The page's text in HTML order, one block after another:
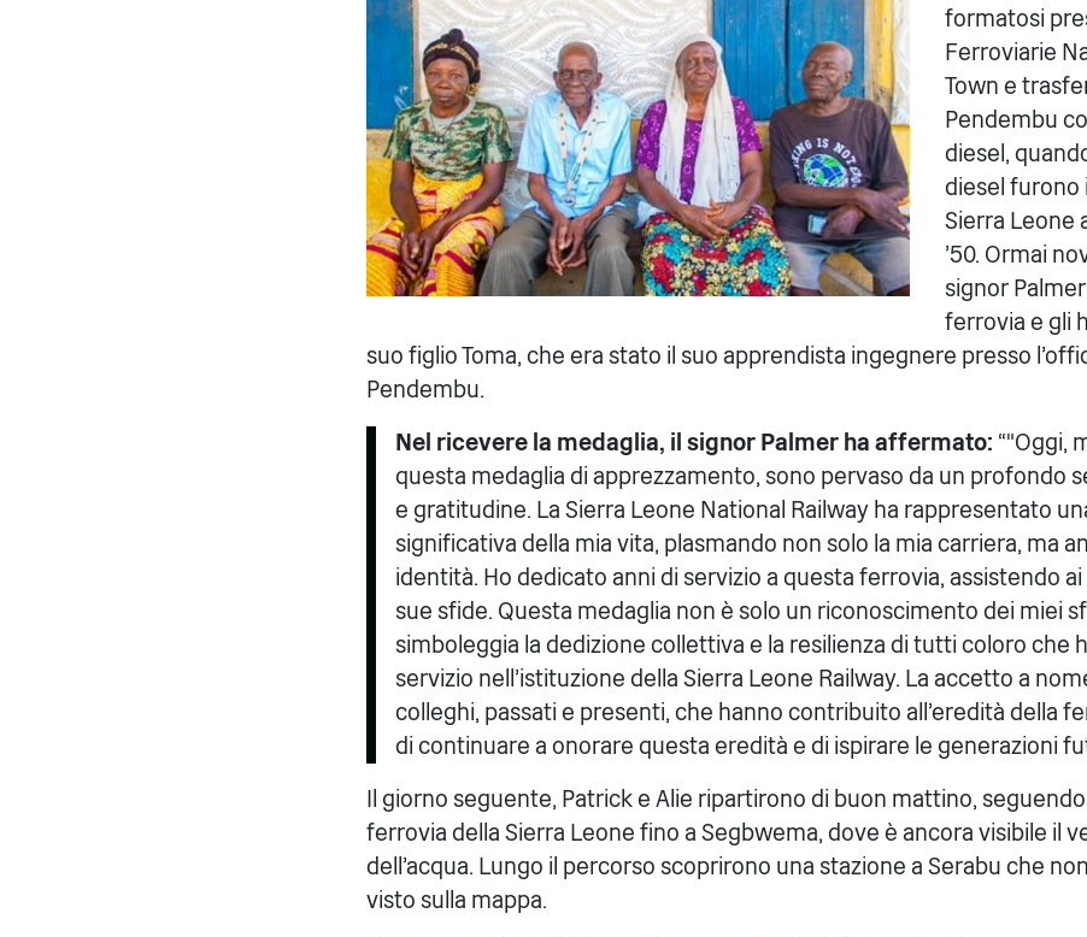
formatosi
Ferroviarie
Town e
Pendembu
diesel,
diesel
Sierra Leone
'50. Ormai
signor
ferrovia e gli
suo figlio Toma, che era stato il suo apprendista ingegnere presso
Pendembu.
Nel ricevere la medaglia, il signor Palmer ha affermato: “"Oggi,
questa medaglia di apprezzamento, sono pervaso da un profondo
e gratitudine. La Sierra Leone National Railway ha rappresentato
significativa della mia vita, plasmando non solo la mia carriera, ma
identità. Ho dedicato anni di servizio a questa ferrovia, assistendo
sue sfide. Questa medaglia non è solo un riconoscimento dei miei
simboleggia la dedizione collettiva e la resilienza di tutti coloro che
servizio nell'istituzione della Sierra Leone Railway. La accetto a
colleghi, passati e presenti, che hanno contribuito all'eredità della
di continuare a onorare questa eredità e di ispirare le generazioni
Il giorno seguente, Patrick e Alie ripartirono di buon mattino,
ferrovia della Sierra Leone fino a Segbwema, dove è ancora visibile il
dell'acqua. Lungo il percorso scoprirono una stazione a Serabu che
visto sulla mappa.